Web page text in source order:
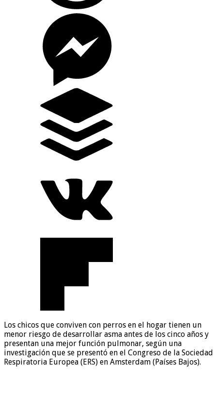
Los chicos que conviven con perros en el hogar tienen un
menor riesgo de desarrollar asma antes de los cinco años y
presentan una mejor función pulmonar, según una
investigación que se presentó en el Congreso de la Sociedad
Respiratoria Europea (ERS) en Amsterdam (Países Bajos).